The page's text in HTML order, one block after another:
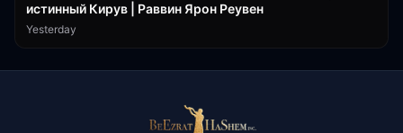
истинный Кирув | Раввин Ярон Реувен
Yesterday